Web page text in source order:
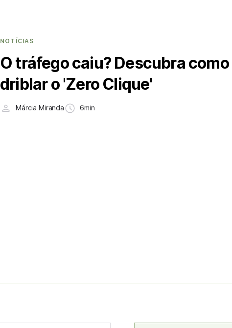
NOTÍCIAS
O tráfego caiu? Descubra como
driblar o 'Zero Clique'
Márcia Miranda 6min